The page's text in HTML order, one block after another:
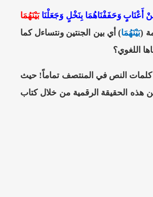
أَعْنَابٍ وَحَفَفْنَاهُمَا بِنَخْلٍ وَجَعَلْنَابَيْنَهُمَا
بَيْنَهُمَا) أي بين الجنتين ونتساءل كما
اللغوي؟
كلمات النص في المنتصف تماماً! حيث
الله! دعونا نتأكد من هذه الحقيقة الرقمية من خلال كتاب